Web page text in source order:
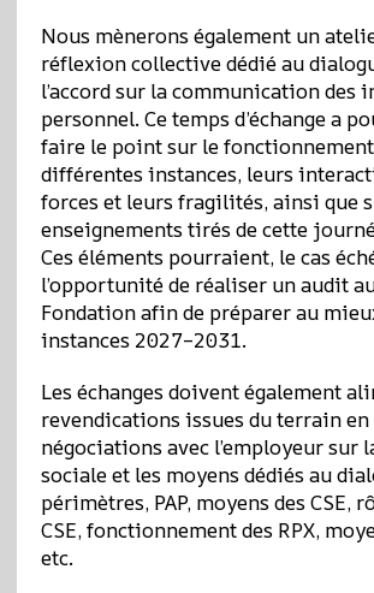
Nous mènerons également un
réflexion collective dédié au
l’accord sur la communication des
personnel. Ce temps d’échange a
faire le point sur le
différentes instances, leurs
forces et leurs fragilités, ainsi que
enseignements tirés de cette
Ces éléments pourraient, le cas
l’opportunité de réaliser un audit
Fondation afin de préparer au
instances 2027–2031.
Les échanges doivent également
revendications issues du terrain en
négociations avec l’employeur sur
sociale et les moyens dédiés au
périmètres, PAP, moyens des CSE,
CSE, fonctionnement des RPX,
etc.